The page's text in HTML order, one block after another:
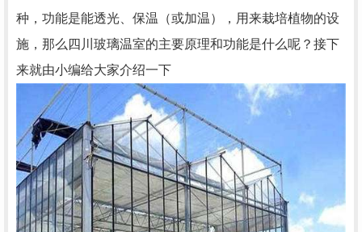
种，功能是能透光、保温（或加温），用来栽培植物的设
施，那么四川玻璃温室的主要原理和功能是什么呢？接下
来就由小编给大家介绍一下